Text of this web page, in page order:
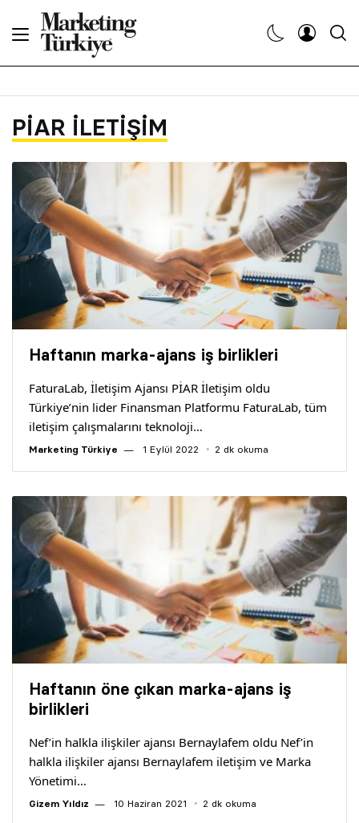
PIAR İLETIŞIM
Haftanın marka-ajans iş birlikleri
FaturaLab, İletişim Ajansı PİAR İletişim oldu
Türkiye’nin lider Finansman Platformu FaturaLab, tüm
iletişim çalışmalarını teknoloji…
Marketing Türkiye 1 Eylül 2022 2 dk okuma
Haftanın öne çıkan marka-ajans iş
birlikleri
Nef’in halkla ilişkiler ajansı Bernaylafem oldu Nef’in
halkla ilişkiler ajansı Bernaylafem iletişim ve Marka
Yönetimi…
Gizem Yıldız 10 Haziran 2021 2 dk okuma
Haberler
Dergiler
Etkinlikler
Söyleşiler
Kariyer
Araştırma